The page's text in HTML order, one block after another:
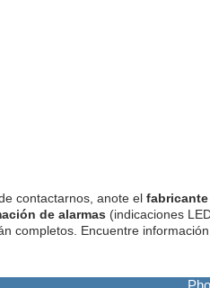
contactarnos, anote el fabricante
de alarmas (indicaciones
completos. Encuentre información